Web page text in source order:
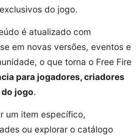
do jogo.
é atualizado com
em novas versões, eventos e
o que torna o Free Fire
para jogadores, criadores
jogo.
um item específico,
ou explorar o catálogo